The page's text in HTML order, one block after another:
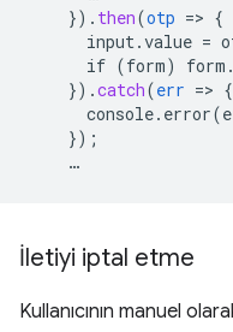
}) . then(otp => {
input.value =
if (form)
}) .catch(err => {
});
…
İletiyi iptal etme
Kullanıcının manuel